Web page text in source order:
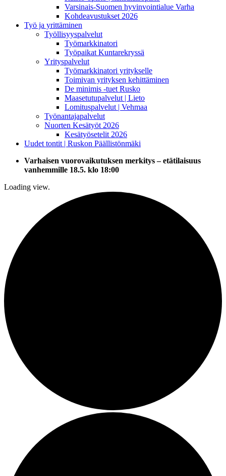
Varsinais-Suomen hyvinvointialue Varha
Kohdeavustukset 2026
Työ ja yrittäminen
Työllisyyspalvelut
Työmarkkinatori
Työpaikat Kuntarekryssä
Yrityspalvelut
Työmarkkinatori yritykselle
Toimivan yrityksen kehittäminen
De minimis -tuet Rusko
Maasetutupalvelut | Lieto
Lomituspalvelut | Vehmaa
Työnantajapalvelut
Nuorten Kesätyöt 2026
Kesätyösetelit 2026
Uudet tontit | Ruskon Päällistönmäki
Varhaisen vuorovaikutuksen merkitys – etätilaisuus
vanhemmille 18.5. klo 18:00
Loading view.